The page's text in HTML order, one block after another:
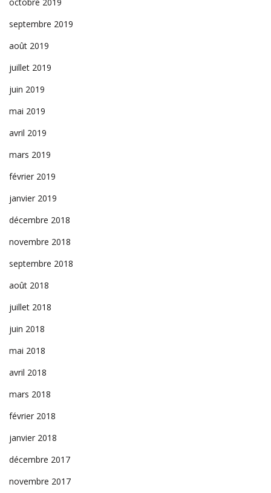
septembre 2019
août 2019
juillet 2019
juin 2019
mai 2019
avril 2019
mars 2019
février 2019
janvier 2019
décembre 2018
novembre 2018
septembre 2018
août 2018
juillet 2018
juin 2018
mai 2018
avril 2018
mars 2018
février 2018
janvier 2018
décembre 2017
novembre 2017